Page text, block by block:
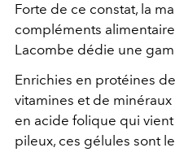
Forte de ce constat, la
compléments
Lacombe dédie une
Enrichies en protéines
vitamines et de
en acide folique qui
pileux, ces gélules sont